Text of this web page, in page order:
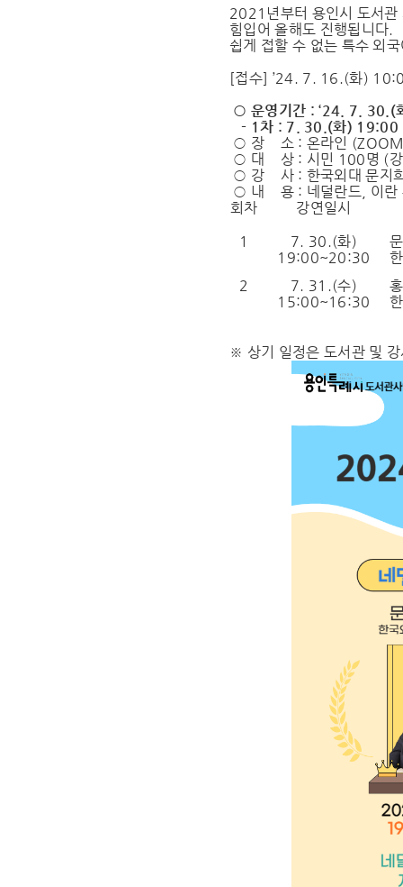
2021년부터 용인시 도서
힘입어 올해도 진행됩니다.
쉽게 접할 수 없는 특수 외
[접수] ’24. 7. 16.(화)
○ 운영기간 : ‘24. 7.
- 1차 : 7. 30.(화)
○ 장 소 : 온라인 (ZOOM
○ 대 상 : 시민 100명 (강
○ 강 사 : 한국외대 문지
○ 내 용 : 네덜란드, 이란
회차
강연일시
1
7. 30.(화)
19:00~20:30
2
7. 31.(수)
15:00~16:30
※ 상기 일정은 도서관 및